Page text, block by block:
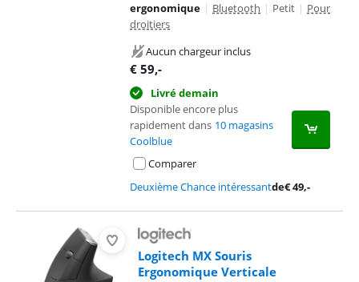
ergonomique | Bluetooth | Petit | Pour
droitiers
Aucun chargeur inclus
€ 59,-
Livré demain
Disponible encore plus
rapidement dans 10 magasins
Coolblue
Comparer
Deuxième Chance intéressantde€49,-
Logitech MX Souris
Ergonomique Verticale